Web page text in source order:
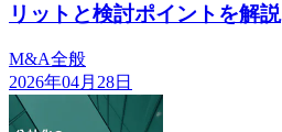
リットと検討ポイントを解説
M&A全般
2026年04月28日